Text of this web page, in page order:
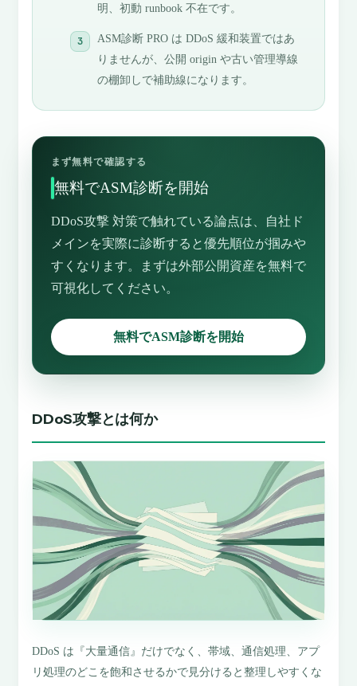
明、初動 runbook 不在です。
ASM診断 PRO は DDoS 緩和装置ではあ
りませんが、公開 origin や古い管理導線
の棚卸しで補助線になります。
まず無料で確認する
無料でASM診断を開始
DDoS攻撃 対策で触れている論点は、自社ド
メインを実際に診断すると優先順位が掴みや
すくなります。まずは外部公開資産を無料で
可視化してください。
無料でASM診断を開始
DDoS攻撃とは何か
DDoS は『大量通信』だけでなく、帯域、通信処理、アプ
リ処理のどこを飽和させるかで見分けると整理しやすくな